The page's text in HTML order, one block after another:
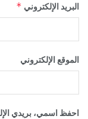
البريد الإلكتروني *
الموقع الإلكتروني
احفظ اسمي، بريدي